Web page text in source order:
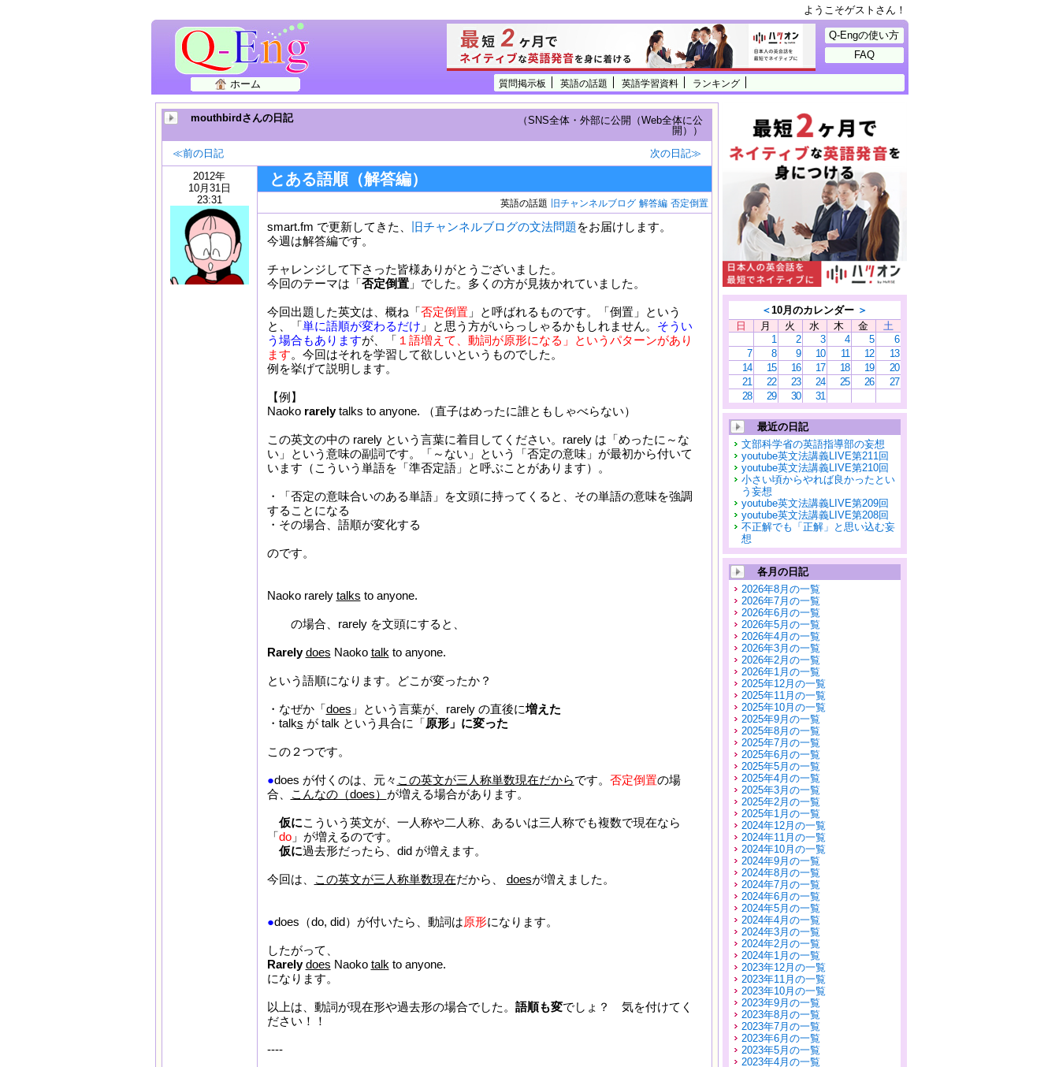
ようこそゲストさん！
質問掲示板 英語の話題 英語学習資料 ランキング
ホーム
Q-Engの使い方
FAQ
mouthbirdさんの日記
（SNS全体・外部に公開（Web全体に公
開））
≪前の日記
次の日記≫
2012年
10月31日
23:31
とある語順（解答編）
英語の話題 旧チャンネルブログ 解答編 否定倒置
smart.fm で更新してきた、 旧チャンネルブログの文法問題 をお届けします。
今週は解答編です。
チャレンジして下さった皆様ありがとうございました。
今回のテーマは「否定倒置」でした。多くの方が見抜かれていました。
今回出題した英文は、概ね「否定倒置」と呼ばれるものです。「倒置」という
と、「単に語順が変わるだけ 」と思う方がいらっしゃるかもしれません。 そうい
う場合もありますが、「 １語増えて、動詞が原形になる」というパターンがあり
ます。今回はそれを学習して欲しいというものでした。
例を挙げて説明します。
【例】
Naoko rarelytalks to anyone. （直子はめったに誰ともしゃべらない）
この英文の中の rarely という言葉に着目してください。rarely は「めったに～な
い」という意味の副詞です。「～ない」という「否定の意味」が最初から付いて
います（こういう単語を「準否定語」と呼ぶことがあります）。
・「否定の意味合いのある単語」を文頭に持ってくると、その単語の意味を強調
することになる
・その場合、語順が変化する
のです。
Naoko rarely talks to anyone.
の場合、rarely を文頭にすると、
Rarely does Naoko talk to anyone.
という語順になります。どこが変ったか？
・なぜか「does 」という言葉が、rarely の直後に増えた
・talks が talk という具合に「原形」に変った
この２つです。
●does が付くのは、元々 この英文が三人称単数現在だからです。 否定倒置の場
合、
こんなの（does） が増える場合があります。
仮にこういう英文が、一人称や二人称、あるいは三人称でも複数で現在なら
「do」が増えるのです。
仮に過去形だったら、did が増えます。
今回は、 この英文が三人称単数現在だから、 doesが増えました。
●does（do, did）が付いたら、動詞は原形になります。
したがって、
Rarelydoes Naoko talk to anyone.
になります。
以上は、動詞が現在形や過去形の場合でした。 語順も変でしょ？ 気を付けてく
ださい！！
----
＜10月のカレンダー ＞
日
月 火 水 木 金
土
1
2 3 4 5
6
7
8 9 10 11 12
13
14
15 16 17 18 19
20
21
22 23 24 25 26
27
28
29 30 31
最近の日記
文部科学省の英語指導部の妄想
youtube英文法講義LIVE第211回
youtube英文法講義LIVE第210回
小さい頃からやれば良かったとい
う妄想
youtube英文法講義LIVE第209回
youtube英文法講義LIVE第208回
不正解でも「正解」と思い込む妄
想
各月の日記
2026年8月の一覧
2026年7月の一覧
2026年6月の一覧
2026年5月の一覧
2026年4月の一覧
2026年3月の一覧
2026年2月の一覧
2026年1月の一覧
2025年12月の一覧
2025年11月の一覧
2025年10月の一覧
2025年9月の一覧
2025年8月の一覧
2025年7月の一覧
2025年6月の一覧
2025年5月の一覧
2025年4月の一覧
2025年3月の一覧
2025年2月の一覧
2025年1月の一覧
2024年12月の一覧
2024年11月の一覧
2024年10月の一覧
2024年9月の一覧
2024年8月の一覧
2024年7月の一覧
2024年6月の一覧
2024年5月の一覧
2024年4月の一覧
2024年3月の一覧
2024年2月の一覧
2024年1月の一覧
2023年12月の一覧
2023年11月の一覧
2023年10月の一覧
2023年9月の一覧
2023年8月の一覧
2023年7月の一覧
2023年6月の一覧
2023年5月の一覧
2023年4月の一覧